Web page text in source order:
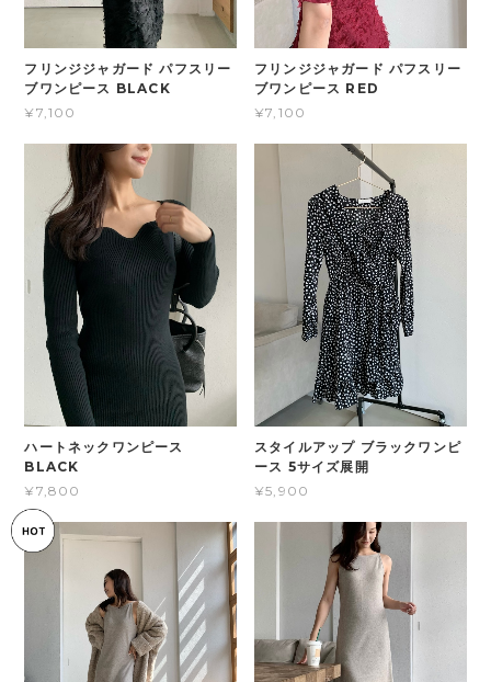
フリンジジャガード パフスリー
ブワンピース BLACK
¥7,100
フリンジジャガード パフスリー
ブワンピース RED
¥7,100
ハートネックワンピース
BLACK
¥7,800
スタイルアップ ブラックワンピ
ース 5サイズ展開
¥5,900